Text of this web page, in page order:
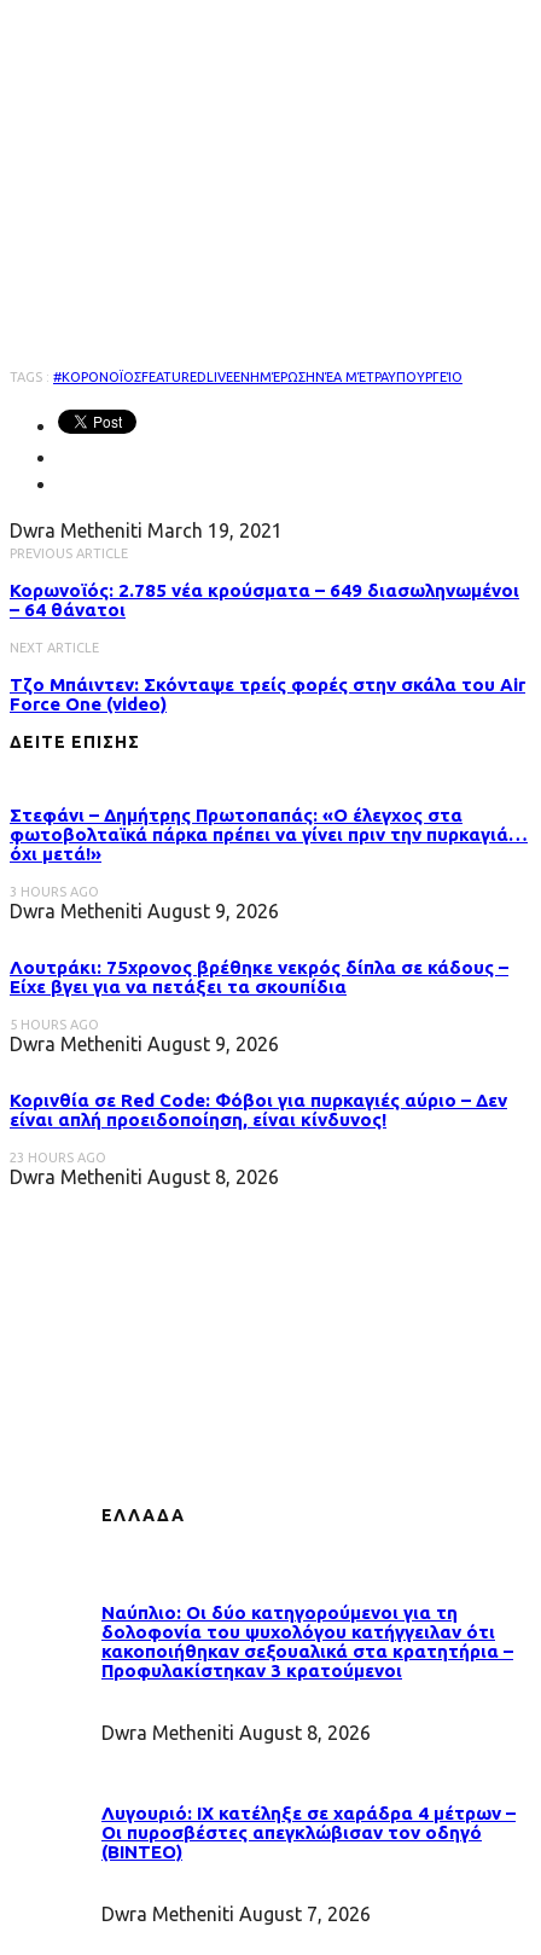
TAGS : #ΚΟΡΟΝΟΪΟΣFEATUREDLIVEΕΝΗΜΈΡΩΣΗΝΈΑ ΜΈΤΡΑΥΠΟΥΡΓΕΊΟ
Dwra Metheniti March 19, 2021
PREVIOUS ARTICLE
Κορωνοϊός: 2.785 νέα κρούσματα – 649 διασωληνωμένοι
– 64 θάνατοι
NEXT ARTICLE
Τζο Μπάιντεν: Σκόνταψε τρείς φορές στην σκάλα του Air
Force One (video)
ΔΕΙΤΕ ΕΠΙΣΗΣ
Στεφάνι – Δημήτρης Πρωτοπαπάς: «Ο έλεγχος στα
φωτοβολταϊκά πάρκα πρέπει να γίνει πριν την πυρκαγιά…
όχι μετά!»
3 HOURS AGO
Dwra Metheniti August 9, 2026
Λουτράκι: 75χρονος βρέθηκε νεκρός δίπλα σε κάδους –
Είχε βγει για να πετάξει τα σκουπίδια
5 HOURS AGO
Dwra Metheniti August 9, 2026
Κορινθία σε Red Code: Φόβοι για πυρκαγιές αύριο – Δεν
είναι απλή προειδοποίηση, είναι κίνδυνος!
23 HOURS AGO
Dwra Metheniti August 8, 2026
ΕΛΛΑΔΑ
Ναύπλιο: Οι δύο κατηγορούμενοι για τη
δολοφονία του ψυχολόγου κατήγγειλαν ότι
κακοποιήθηκαν σεξουαλικά στα κρατητήρια –
Προφυλακίστηκαν 3 κρατούμενοι
Dwra Metheniti August 8, 2026
Λυγουριό: ΙΧ κατέληξε σε χαράδρα 4 μέτρων –
Οι πυροσβέστες απεγκλώβισαν τον οδηγό
(ΒΙΝΤΕΟ)
Dwra Metheniti August 7, 2026